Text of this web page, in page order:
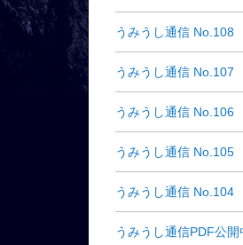
うみうし通信
うみうし通信
うみうし通信
うみうし通信
うみうし通信
うみうし通信PDF公開